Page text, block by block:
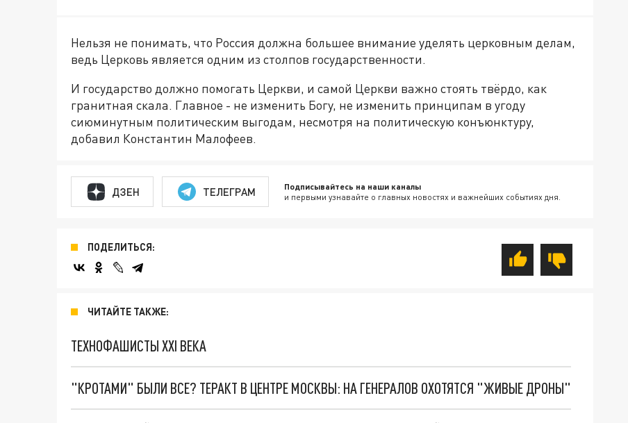
Нельзя не понимать, что Россия должна большее внимание уделять церковным делам,
ведь Церковь является одним из столпов государственности.
И государство должно помогать Церкви, и самой Церкви важно стоять твёрдо, как
гранитная скала. Главное - не изменить Богу, не изменить принципам в угоду
сиюминутным политическим выгодам, несмотря на политическую конъюнктуру,
добавил Константин Малофеев.
ДЗЕН ТЕЛЕГРАМ Подписывайтесь на наши каналы
и первыми узнавайте о главных новостях и важнейших событиях дня.
ПОДЕЛИТЬСЯ:
ЧИТАЙТЕ ТАКЖЕ:
ТЕХНОФАШИСТЫ XXI ВЕКА
"КРОТАМИ" БЫЛИ ВСЕ? ТЕРАКТ В ЦЕНТРЕ МОСКВЫ: НА ГЕНЕРАЛОВ ОХОТЯТСЯ "ЖИВЫЕ ДРОНЫ"